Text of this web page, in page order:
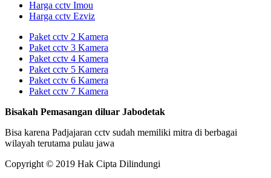
Harga cctv Imou
Harga cctv Ezviz
Paket cctv 2 Kamera
Paket cctv 3 Kamera
Paket cctv 4 Kamera
Paket cctv 5 Kamera
Paket cctv 6 Kamera
Paket cctv 7 Kamera
Bisakah Pemasangan diluar Jabodetak
Bisa karena Padjajaran cctv sudah memiliki mitra di berbagai
wilayah terutama pulau jawa
Copyright © 2019 Hak Cipta Dilindungi